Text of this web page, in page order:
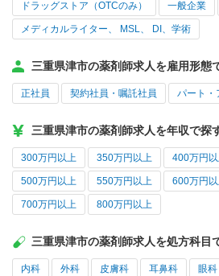
ドラッグストア（OTCのみ） 一般企業
メディカルライター、 MSL、 DI、学術
三重県津市の薬剤師求人を雇用形態
正社員 契約社員・嘱託社員 パート・
三重県津市の薬剤師求人を年収で探
300万円以上 350万円以上 400万円
500万円以上 550万円以上 600万円
700万円以上 800万円以上
三重県津市の薬剤師求人を処方科目
内科 外科 皮膚科 耳鼻科 眼科